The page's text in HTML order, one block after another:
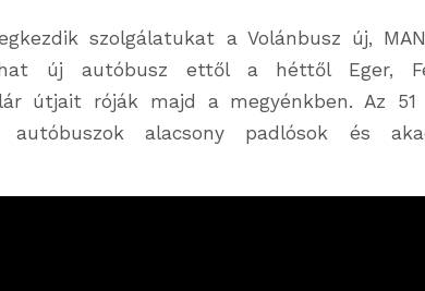
szolgálatukat a Volánbusz új,
új autóbusz ettől a héttől Eger,
útjait róják majd a megyénkben. Az
autóbuszok alacsony padlósok és